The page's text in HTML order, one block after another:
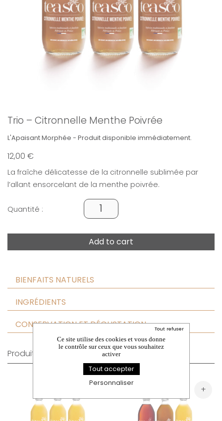
Trio – Citronnelle Menthe Poivrée
L'Apaisant Morphée - Produit disponible immédiatement.
12,00 €
La fraîche délicatesse de la citronnelle sublimée par
l’allant ensorcelant de la menthe poivrée.
Quantité :
Add to cart
BIENFAITS NATURELS
INGRÉDIENTS
CONSERVATION ET DÉGUSTATION
Produits similaires
Ce site utilise des cookies et vous donne
le contrôle sur ceux que vous souhaitez
activer
Tout accepter
Tout refuser
Personnaliser